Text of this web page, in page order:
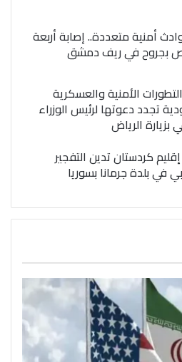
أمنية متعددة.. إصابة أربعة
بجروح في ريف دمشق
الأمنية والعسكرية
تجدد دعوتها لرئيس الوزراء
بزيارة الرياض
كردستان تدين التفجير
في بلدة جرمانا بسوريا